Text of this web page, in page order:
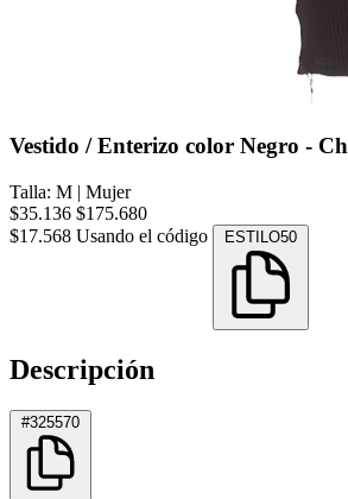
Vestido / Enterizo color Negro -
Talla: M | Mujer
$35.136 $175.680
$17.568 Usando el código ESTILO50
Descripción
#325570